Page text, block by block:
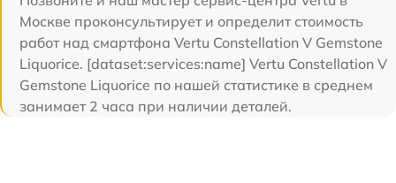
Москве проконсультирует и определит стоимость
работ над смартфона Vertu Constellation V Gemstone
Liquorice. [dataset:services:name] Vertu Constellation V
Gemstone Liquorice по нашей статистике в среднем
занимает 2 часа при наличии деталей.